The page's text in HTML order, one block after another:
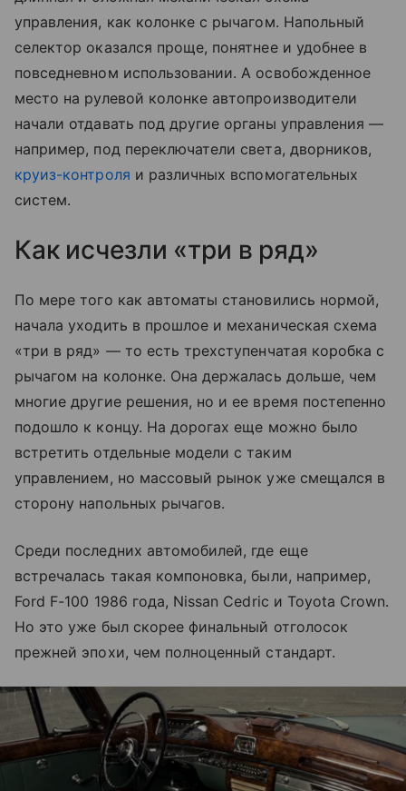
управления, как колонке с рычагом. Напольный
селектор оказался проще, понятнее и удобнее в
повседневном использовании. А освобожденное
место на рулевой колонке автопроизводители
начали отдавать под другие органы управления —
например, под переключатели света, дворников,
круиз-контроля и различных вспомогательных
систем.
Как исчезли «три в ряд»
По мере того как автоматы становились нормой,
начала уходить в прошлое и механическая схема
«три в ряд» — то есть трехступенчатая коробка с
рычагом на колонке. Она держалась дольше, чем
многие другие решения, но и ее время постепенно
подошло к концу. На дорогах еще можно было
встретить отдельные модели с таким
управлением, но массовый рынок уже смещался в
сторону напольных рычагов.
Среди последних автомобилей, где еще
встречалась такая компоновка, были, например,
Ford F-100 1986 года, Nissan Cedric и Toyota Crown.
Но это уже был скорее финальный отголосок
прежней эпохи, чем полноценный стандарт.